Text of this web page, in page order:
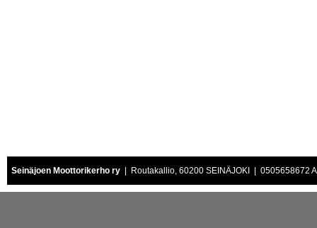
Seinäjoen Moottorikerho ry | Routakallio, 60200 SEINÄJOKI | 0505658672